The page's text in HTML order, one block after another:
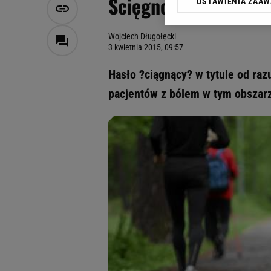
Ścięgno Achillesa.
Wojciech Długołęcki
3 kwietnia 2015, 09:57
Hasło ?ciągnący? w tytule od
pacjentów z bólem w tym
Klikając „Akceptuję”
Zaufanych Partnerów i
odnośnik „Ustawienia
My, nasi Zaufani
Użycie dokładnych
badnie odbiorców i